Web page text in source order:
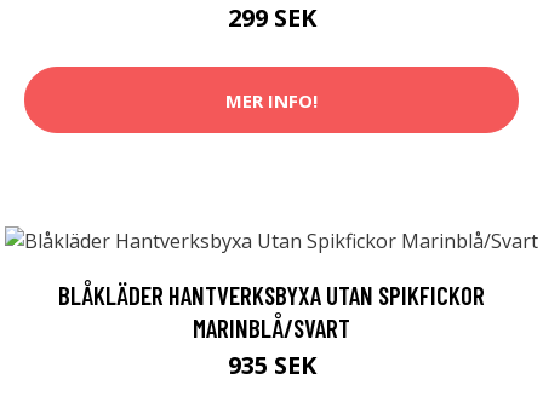
299 SEK
MER INFO!
BLÅKLÄDER HANTVERKSBYXA UTAN SPIKFICKOR
MARINBLÅ/SVART
935 SEK